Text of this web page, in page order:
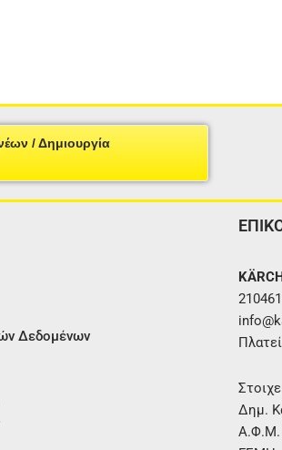
/ Δημιουργία
Δεδομένων
Δημ.
Α.Φ.Μ.